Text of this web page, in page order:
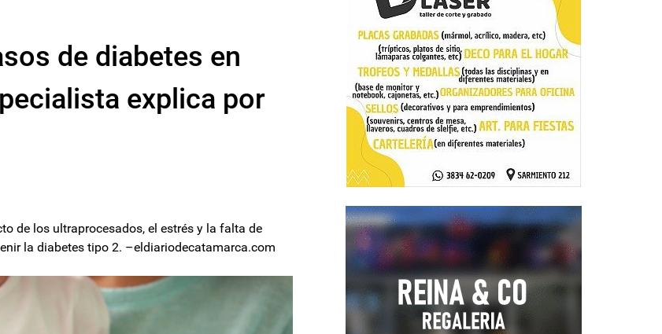
de diabetes en
explica por
de los ultraprocesados, el estrés y la falta de
la diabetes tipo 2. –eldiariodecatamarca.com